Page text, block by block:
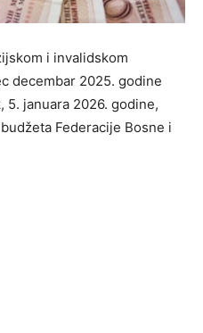
i invalidskom
decembar 2025. godine
januara 2026. godine,
Federacije Bosne i